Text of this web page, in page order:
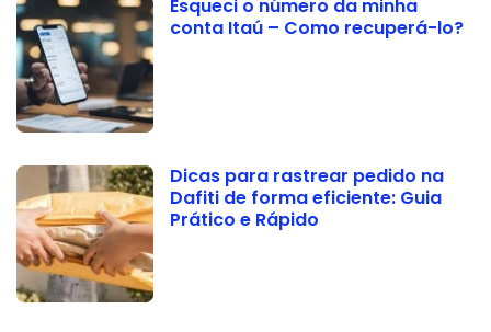
Esqueci o número da minha
conta Itaú – Como recuperá-lo?
Dicas para rastrear pedido na
Dafiti de forma eficiente: Guia
Prático e Rápido